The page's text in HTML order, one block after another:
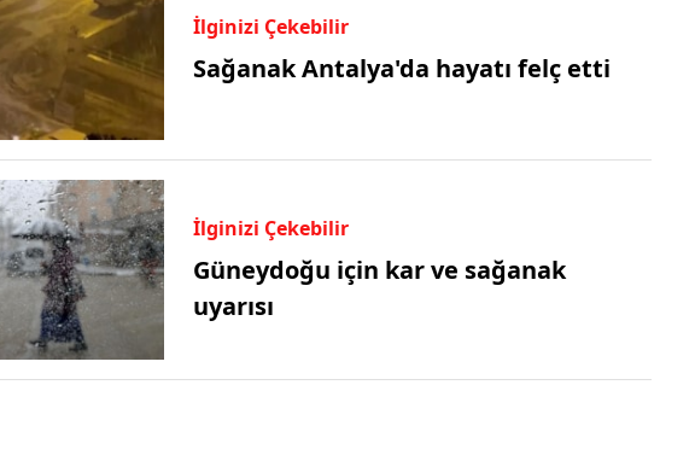
İlginizi Çekebilir
Sağanak Antalya'da hayatı felç etti
İlginizi Çekebilir
Güneydoğu için kar ve sağanak
uyarısı